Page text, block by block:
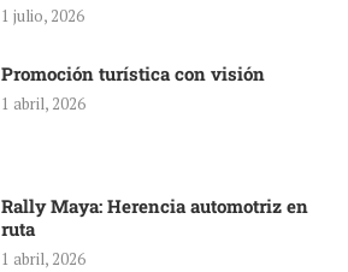
1 julio, 2026
Promoción turística con visión
1 abril, 2026
Rally Maya: Herencia automotriz en
ruta
1 abril, 2026